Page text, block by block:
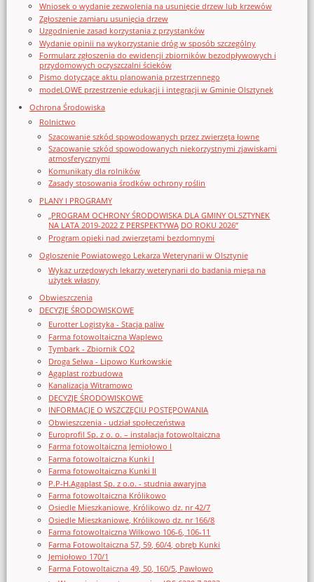
Wniosek o wydanie zezwolenia na usunięcie drzew lub krzewów
Zgłoszenie zamiaru usunięcia drzew
Uzgodnienie zasad korzystania z przystanków
Wydanie opinii na wykorzystanie dróg w sposób szczególny
Formularz zgłoszenia do ewidencji zbiorników bezodpływowych i
przydomowych oczyszczalni ścieków
Pismo dotyczące aktu planowania przestrzennego
modeLOWE przestrzenie edukacji i integracji w Gminie Olsztynek
Ochrona Środowiska
Rolnictwo
Szacowanie szkód spowodowanych przez zwierzęta łowne
Szacowanie szkód spowodowanych niekorzystnymi zjawiskami
atmosferycznymi
Komunikaty dla rolników
Zasady stosowania środków ochrony roślin
PLANY I PROGRAMY
„PROGRAM OCHRONY ŚRODOWISKA DLA GMINY OLSZTYNEK
NA LATA 2019-2022 Z PERSPEKTYWĄ DO ROKU 2026”
Program opieki nad zwierzętami bezdomnymi
Ogloszenie Powiatowego Lekarza Weterynarii w Olsztynie
Wykaz urzędowych lekarzy weterynarii do badania mięsa na
użytek własny
Obwieszczenia
DECYZJE ŚRODOWISKOWE
Eurotter Logistyka - Stacja paliw
Farma fotowoltaiczna Waplewo
Tymbark - Zbiornik CO2
Droga Selwa - Lipowo Kurkowskie
Agaplast rozbudowa
Kanalizacja Witramowo
DECYZJE ŚRODOWISKOWE
INFORMACJE O WSZCZĘCIU POSTĘPOWANIA
Obwieszczenia - udział społeczeństwa
Europrofil Sp. z o. o. – instalacja fotowoltaiczna
Farma fotowoltaiczna Jemiołowo I
Farma fotowoltaiczna Kunki I
Farma fotowoltaiczna Kunki II
P.P-H.Agaplast Sp. z o.o. - studnia awaryjna
Farma fotowoltaiczna Królikowo
Osiedle Mieszkaniowe, Królikowo dz. nr 42/7
Osiedle Mieszkaniowe, Królikowo dz. nr 166/8
Farma fotowoltaiczna Wilkowo 106-6, 106-11
Farma Fotowoltaiczna 57, 59, 60/4, obręb Kunki
Jemiołowo 170/1
Farma Fotowoltaiczna 49, 50, 160/5, Pawłowo